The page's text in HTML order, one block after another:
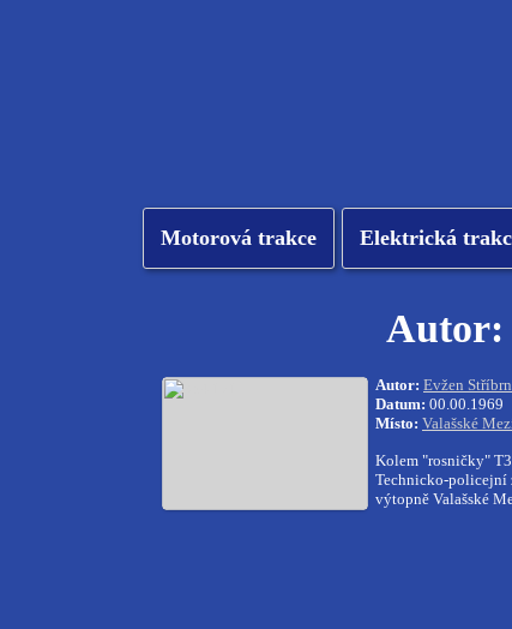
Motorová trakce Elektrická
Autor:
Autor: Evžen
Datum: 00.00.1969
Místo: Valašské
Kolem "rosničky"
Technicko-policejní
výtopně Valašské